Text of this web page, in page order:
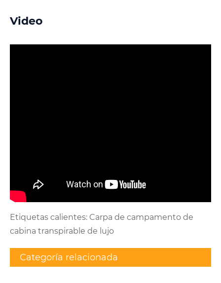
Video
Etiquetas calientes: Carpa de campamento de
cabina transpirable de lujo
Categoría relacionada